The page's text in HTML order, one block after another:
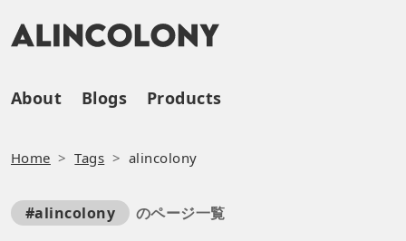
About Blogs Products
Home Tags alincolony
#alincolony のページ一覧